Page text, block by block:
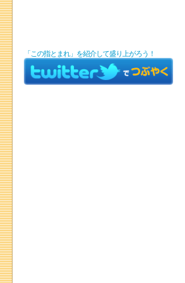
「この指とまれ」を紹介して盛り上がろう！